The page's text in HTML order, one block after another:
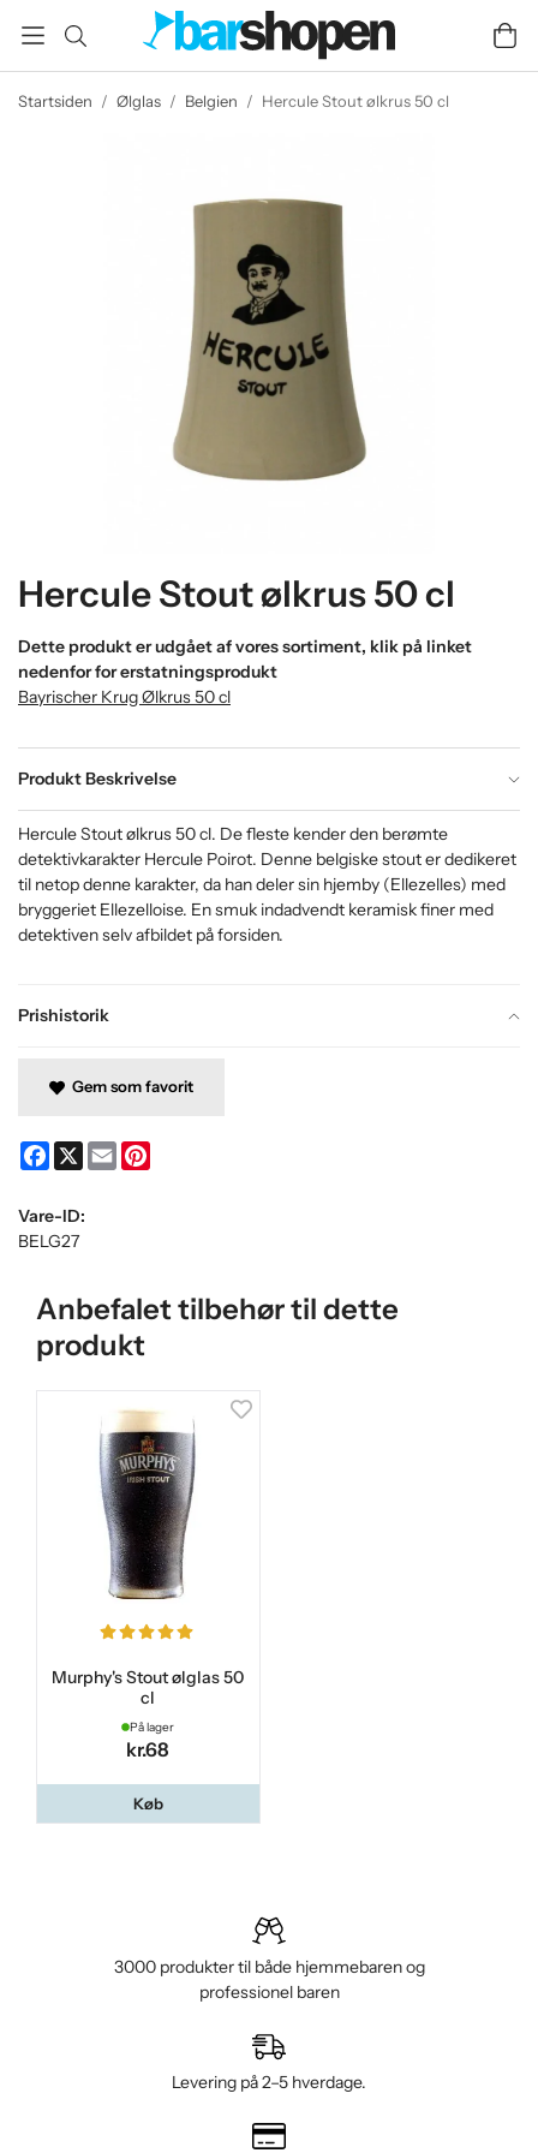
Startsiden / Ølglas / Belgien / Hercule Stout ølkrus 50 cl
Hercule Stout ølkrus 50 cl
Dette produkt er udgået af vores sortiment, klik på linket
nedenfor for erstatningsprodukt
Bayrischer Krug Ølkrus 50 cl
Produkt Beskrivelse
Prishistorik
Hercule Stout ølkrus 50 cl. De fleste kender den berømte
detektivkarakter Hercule Poirot. Denne belgiske stout er dedikeret
til netop denne karakter, da han deler sin hjemby (Ellezelles) med
bryggeriet Ellezelloise. En smuk indadvendt keramisk finer med
detektiven selv afbildet på forsiden.
Gem som favorit
Facebook
X Email
Vare-ID:
BELG27
Anbefalet tilbehør til dette
produkt
Murphy's Stout ølglas 50
cl
På lager
kr.68
Køb
3000 produkter til både hjemmebaren og
professionel baren
Levering på 2–5 hverdage.